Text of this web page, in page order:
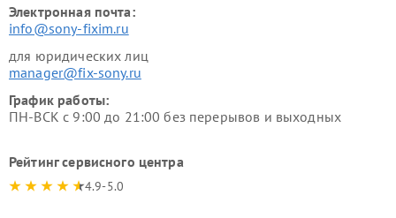
Электронная почта:
info@sony-fixim.ru
для юридических лиц
manager@fix-sony.ru
График работы:
ПН-ВСК с 9:00 до 21:00 без перерывов и выходных
Рейтинг сервисного центра
4.9-5.0